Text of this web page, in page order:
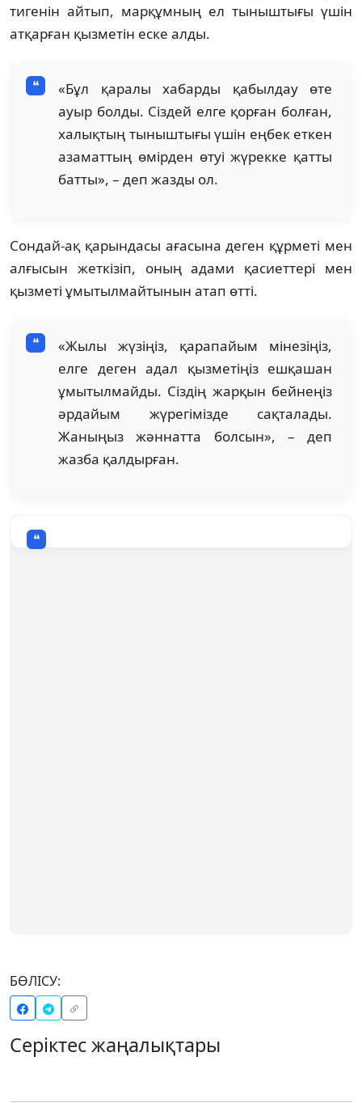
тигенін айтып, марқұмның ел тыныштығы үшін
атқарған қызметін еске алды.
«Бұл қаралы хабарды қабылдау өте
ауыр болды. Сіздей елге қорған болған,
халықтың тыныштығы үшін еңбек еткен
азаматтың өмірден өтуі жүрекке қатты
батты», – деп жазды ол.
Сондай-ақ қарындасы ағасына деген құрметі мен
алғысын жеткізіп, оның адами қасиеттері мен
қызметі ұмытылмайтынын атап өтті.
«Жылы жүзіңіз, қарапайым мінезіңіз,
елге деген адал қызметіңіз ешқашан
ұмытылмайды. Сіздің жарқын бейнеңіз
әрдайым жүрегімізде сақталады.
Жаныңыз жәннатта болсын», – деп
жазба қалдырған.
БӨЛІСУ:
Серіктес жаңалықтары